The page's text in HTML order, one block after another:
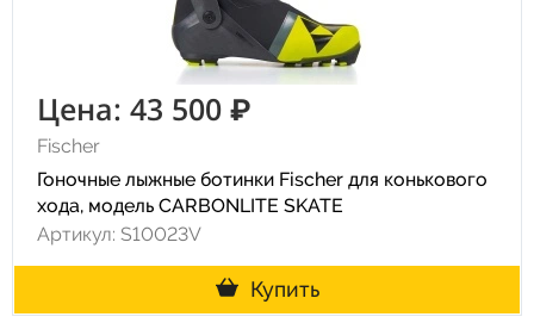
Цена: 43 500 ₽
Fischer
Гоночные лыжные ботинки Fischer для конькового
хода, модель CARBONLITE SKATE
Артикул: S10023V
Купить